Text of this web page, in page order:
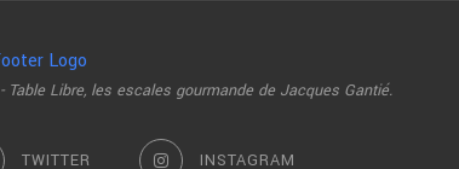
- Table Libre, les escales gourmande de Jacques Gantié.
TWITTER INSTAGRAM